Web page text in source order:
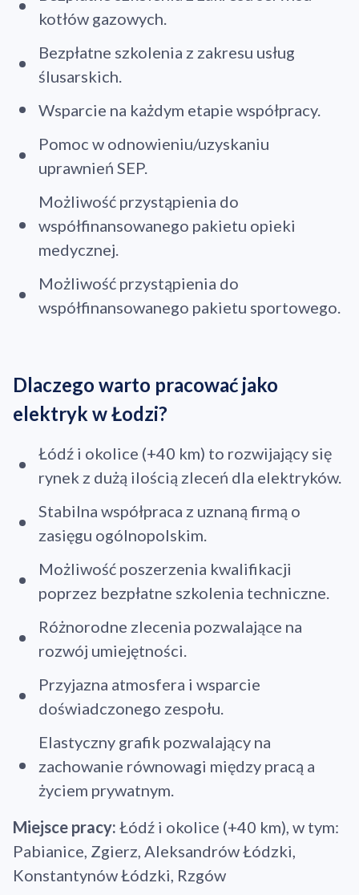
kotłów gazowych.
Bezpłatne szkolenia z zakresu usług
ślusarskich.
Wsparcie na każdym etapie współpracy.
Pomoc w odnowieniu/uzyskaniu
uprawnień SEP.
Możliwość przystąpienia do
współfinansowanego pakietu opieki
medycznej.
Możliwość przystąpienia do
współfinansowanego pakietu sportowego.
Dlaczego warto pracować jako
elektryk w Łodzi?
Łódź i okolice (+40 km) to rozwijający się
rynek z dużą ilością zleceń dla elektryków.
Stabilna współpraca z uznaną firmą o
zasięgu ogólnopolskim.
Możliwość poszerzenia kwalifikacji
poprzez bezpłatne szkolenia techniczne.
Różnorodne zlecenia pozwalające na
rozwój umiejętności.
Przyjazna atmosfera i wsparcie
doświadczonego zespołu.
Elastyczny grafik pozwalający na
zachowanie równowagi między pracą a
życiem prywatnym.
Miejsce pracy: Łódź i okolice (+40 km), w tym:
Pabianice, Zgierz, Aleksandrów Łódzki,
Konstantynów Łódzki, Rzgów